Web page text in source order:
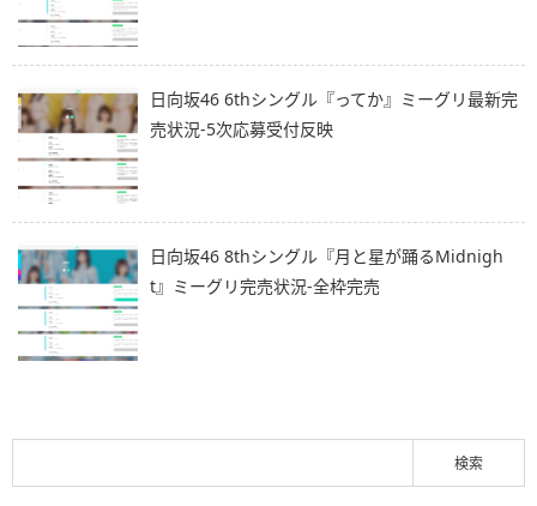
日向坂46 6thシングル『ってか』ミーグリ最新完
売状況-5次応募受付反映
日向坂46 8thシングル『月と星が踊るMidnigh
t』ミーグリ完売状況-全枠完売